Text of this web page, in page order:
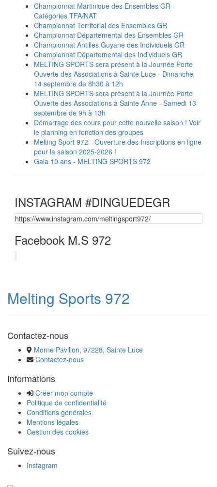
Championnat Martinique des Ensembles GR -
Catégories TFA/NAT
Championnat Territorial des Ensembles GR
Championnat Départemental des Ensembles GR
Championnat Antilles Guyane des Individuels GR
Championnat Départemental des Individuels GR
MELTING SPORTS sera présent à la Journée Porte
Ouverte des Associations à Sainte Luce - Dimanche
14 septembre de 8h30 à 12h
MELTING SPORTS sera présent à la Journée Porte
Ouverte des Associations à Sainte Anne - Samedi 13
septembre de 9h à 13h
Démarrage des cours pour cette nouvelle saison ! Voir
le planning en fonction des groupes
Melting Sport 972 - Ouverture des Inscriptions en ligne
pour la saison 2025-2026 !
Gala 10 ans - MELTING SPORTS 972
INSTAGRAM #DINGUEDEGR
https://www.instagram.com/meltingsport972/
Facebook M.S 972
Melting Sports 972
Contactez-nous
Morne Pavillon, 97228, Sainte Luce
Contactez-nous
Informations
Créer mon compte
Politique de confidentialité
Conditions générales
Mentions légales
Gestion des cookies
Suivez-nous
Instagram